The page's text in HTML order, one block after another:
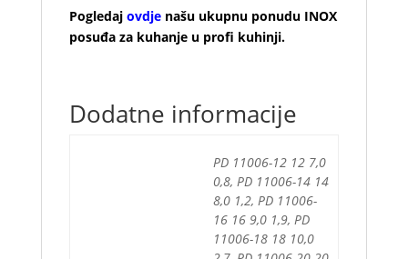
Pogledaj ovdjenašu ukupnu ponudu INOX
posuđa za kuhanje u profi kuhinji.
Dodatne informacije
PD 11006-12 12 7,0
0,8, PD 11006-14 14
8,0 1,2, PD 11006-
16 16 9,0 1,9, PD
11006-18 18 10,0